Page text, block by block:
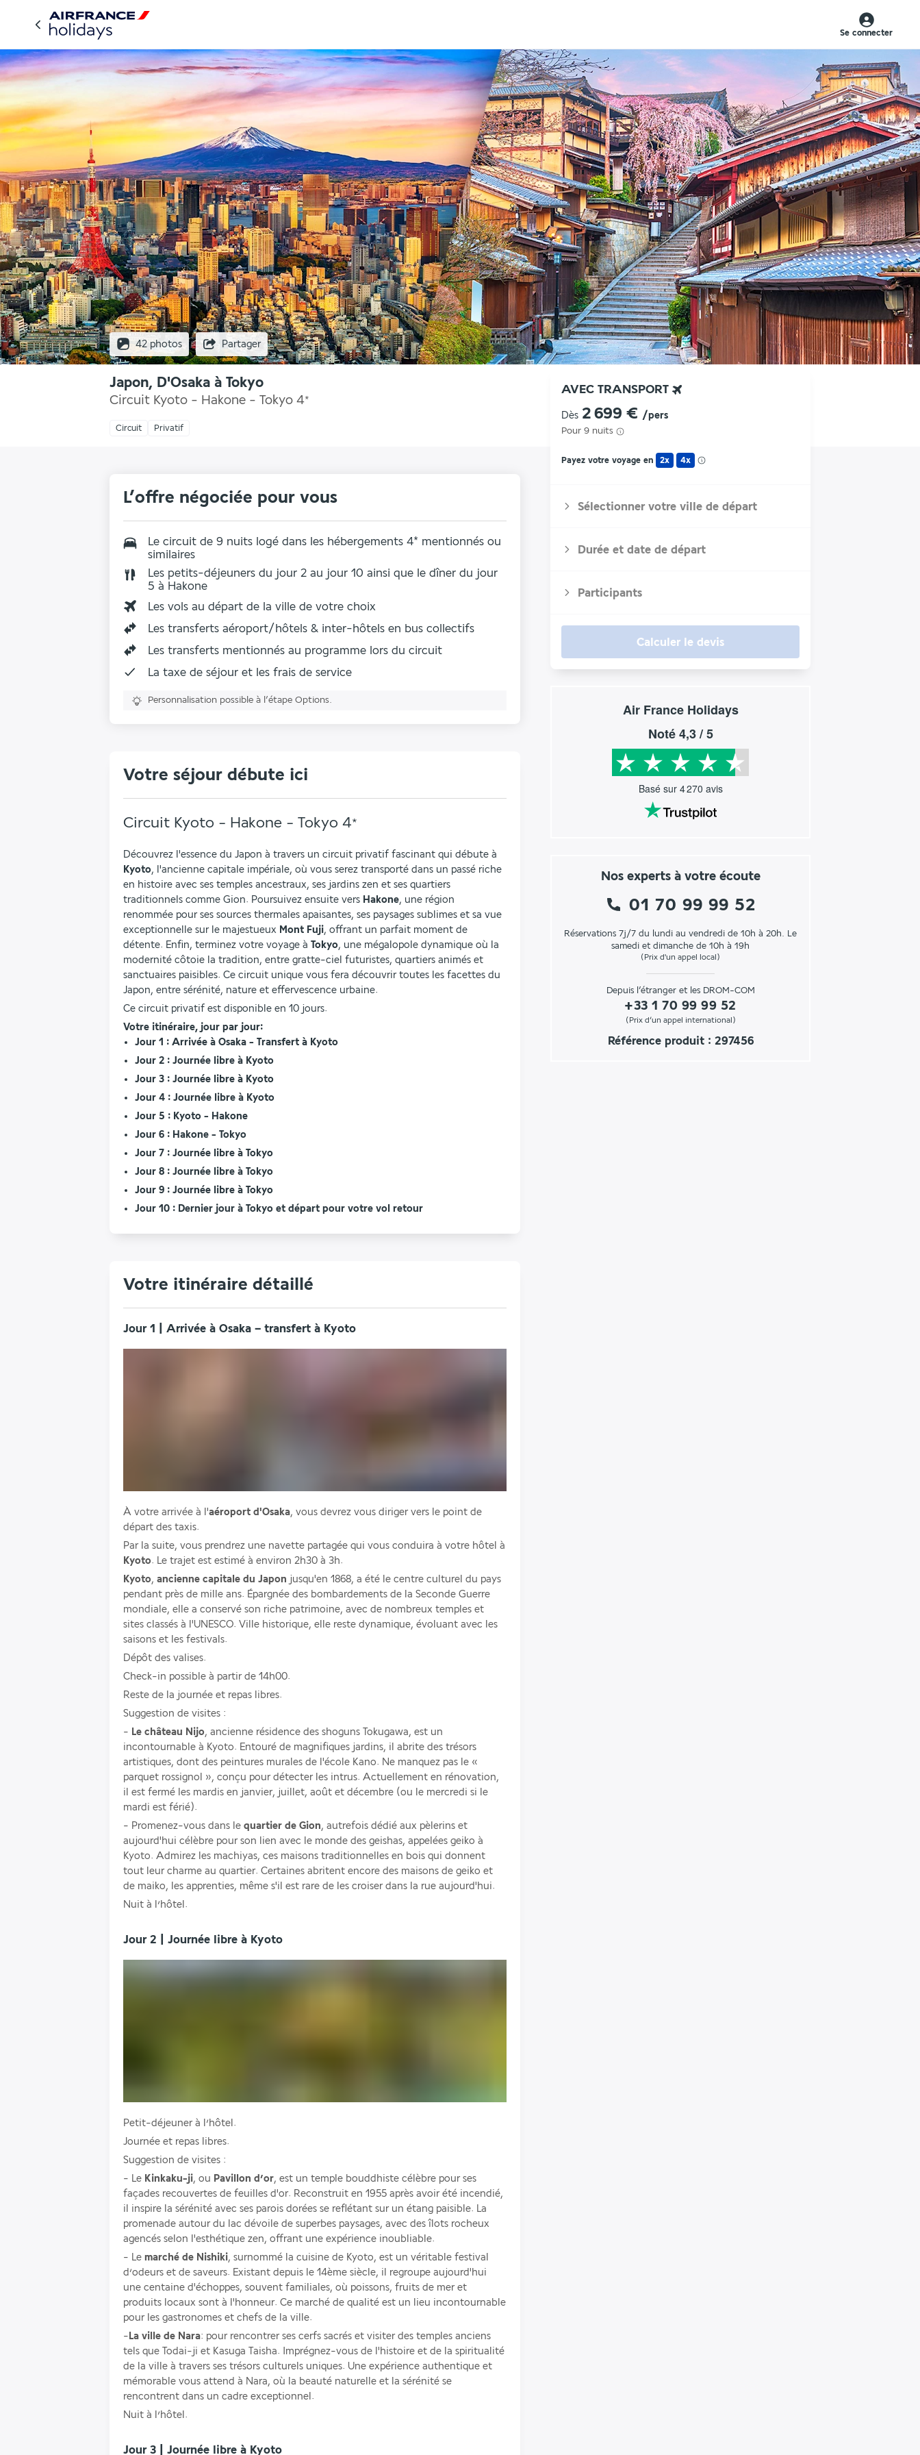
Se connecter
42 photos Partager
Japon, D'Osaka à Tokyo
Circuit Kyoto - Hakone - Tokyo 4*
Circuit Privatif
AVEC TRANSPORT
Dès 2 699 € /pers
Pour 9 nuits
Payez votre voyage en 2x 4x
Sélectionner votre ville de départ
Durée et date de départ
Participants
Calculer le devis
Air France Holidays
Noté4,3/ 5
Basé sur 4 270 avis
Nos experts à votre écoute
01 70 99 99 52
Réservations 7j/7 du lundi au vendredi de 10h à 20h. Le
samedi et dimanche de 10h à 19h
(Prix d'un appel local)
Depuis l’étranger et les DROM-COM
+33 1 70 99 99 52
(Prix d’un appel international)
Référence produit : 297456
L’offre négociée pour vous
Le circuit de 9 nuits logé dans les hébergements 4* mentionnés ou
similaires
Les petits-déjeuners du jour 2 au jour 10 ainsi que le dîner du jour
5 à Hakone
Les vols au départ de la ville de votre choix
Les transferts aéroport/hôtels & inter-hôtels en bus collectifs
Les transferts mentionnés au programme lors du circuit
La taxe de séjour et les frais de service
Personnalisation possible à l’étape Options.
Votre séjour débute ici
Circuit Kyoto - Hakone - Tokyo 4*
Kyoto, l'ancienne capitale impériale, où vous serez transporté dans un passé riche
en histoire avec ses temples ancestraux, ses jardins zen et ses quartiers
traditionnels comme Gion. Poursuivez ensuite vers Hakone, une région
renommée pour ses sources thermales apaisantes, ses paysages sublimes et sa vue
exceptionnelle sur le majestueux Mont Fuji, offrant un parfait moment de
détente. Enfin, terminez votre voyage à Tokyo, une mégalopole dynamique où la
modernité côtoie la tradition, entre gratte-ciel futuristes, quartiers animés et
sanctuaires paisibles. Ce circuit unique vous fera découvrir toutes les facettes du
Japon, entre sérénité, nature et effervescence urbaine.
Ce circuit privatif est disponible en 10 jours.
Votre itinéraire, jour par jour:
Jour 1 : Arrivée à Osaka - Transfert à Kyoto
Jour 2 : Journée libre à Kyoto
Jour 3 : Journée libre à Kyoto
Jour 4 : Journée libre à Kyoto
Jour 5 : Kyoto - Hakone
Jour 6 : Hakone - Tokyo
Jour 7 : Journée libre à Tokyo
Jour 8 : Journée libre à Tokyo
Jour 9 : Journée libre à Tokyo
Jour 10 : Dernier jour à Tokyo et départ pour votre vol retour
Votre itinéraire détaillé
Jour 1 | Arrivée à Osaka – transfert à Kyoto
À votre arrivée à l'aéroport d'Osaka, vous devrez vous diriger vers le point de
départ des taxis.
Kyoto. Le trajet est estimé à environ 2h30 à 3h.
Kyoto, ancienne capitale du Japon jusqu'en 1868, a été le centre culturel du pays
pendant près de mille ans. Épargnée des bombardements de la Seconde Guerre
mondiale, elle a conservé son riche patrimoine, avec de nombreux temples et
sites classés à l'UNESCO. Ville historique, elle reste dynamique, évoluant avec les
saisons et les festivals.
Dépôt des valises.
Check-in possible à partir de 14h00.
Reste de la journée et repas libres.
Suggestion de visites :
- Le château Nijo, ancienne résidence des shoguns Tokugawa, est un
incontournable à Kyoto. Entouré de magnifiques jardins, il abrite des trésors
artistiques, dont des peintures murales de l'école Kano. Ne manquez pas le «
parquet rossignol », conçu pour détecter les intrus. Actuellement en rénovation,
il est fermé les mardis en janvier, juillet, août et décembre (ou le mercredi si le
mardi est férié).
- Promenez-vous dans le quartier de Gion, autrefois dédié aux pèlerins et
aujourd'hui célèbre pour son lien avec le monde des geishas, appelées geiko à
Kyoto. Admirez les machiyas, ces maisons traditionnelles en bois qui donnent
tout leur charme au quartier. Certaines abritent encore des maisons de geiko et
de maiko, les apprenties, même s'il est rare de les croiser dans la rue aujourd'hui.
Nuit à l’hôtel.
Jour 2 | Journée libre à Kyoto
Petit-déjeuner à l’hôtel.
Journée et repas libres.
Suggestion de visites :
- Le Kinkaku-ji, ou Pavillon d’or, est un temple bouddhiste célèbre pour ses
façades recouvertes de feuilles d'or. Reconstruit en 1955 après avoir été incendié,
il inspire la sérénité avec ses parois dorées se reflétant sur un étang paisible. La
promenade autour du lac dévoile de superbes paysages, avec des îlots rocheux
agencés selon l'esthétique zen, offrant une expérience inoubliable.
- Le marché de Nishiki, surnommé la cuisine de Kyoto, est un véritable festival
d’odeurs et de saveurs. Existant depuis le 14ème siècle, il regroupe aujourd'hui
une centaine d'échoppes, souvent familiales, où poissons, fruits de mer et
produits locaux sont à l'honneur. Ce marché de qualité est un lieu incontournable
pour les gastronomes et chefs de la ville.
- La ville de Nara: pour rencontrer ses cerfs sacrés et visiter des temples anciens
tels que Todai-ji et Kasuga Taisha. Imprégnez-vous de l'histoire et de la spiritualité
de la ville à travers ses trésors culturels uniques. Une expérience authentique et
mémorable vous attend à Nara, où la beauté naturelle et la sérénité se
rencontrent dans un cadre exceptionnel.
Nuit à l’hôtel.
Jour 3 | Journée libre à Kyoto